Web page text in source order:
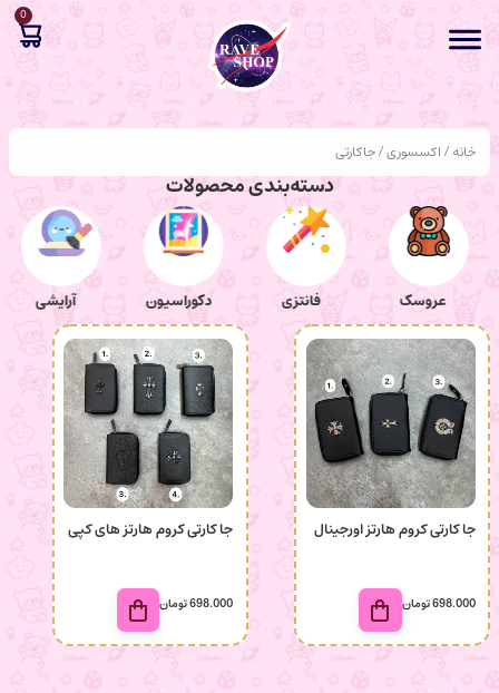
0
خانه/اکسسوری/ جاکارتی
دسته‌بندی محصولات
عروسک فانتزی دکوراسیون آرایشی
جا کارتی کروم هارتز اورجینال
698.000تومان
جا کارتی کروم هارتز های کپی
698.000تومان